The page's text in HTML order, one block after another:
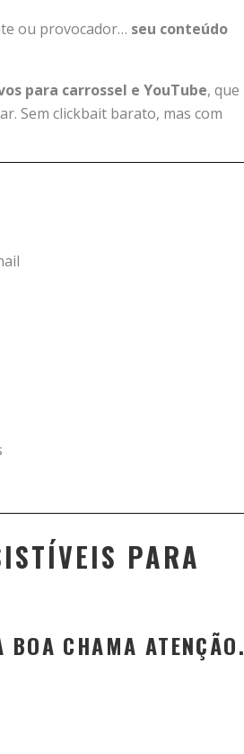
ou provocador… seu conteúdo
para carrossel e YouTube, que
Sem clickbait barato, mas com
PARA
CHAMA ATENÇÃO.